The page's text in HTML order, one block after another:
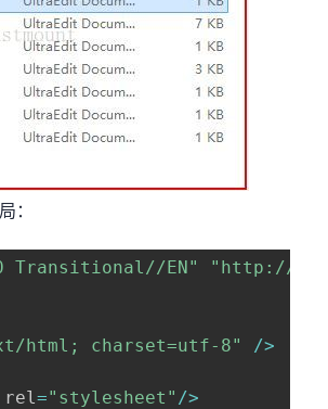
：
Transitional//EN"
"http://
html; charset=utf-8" />
rel="stylesheet" />